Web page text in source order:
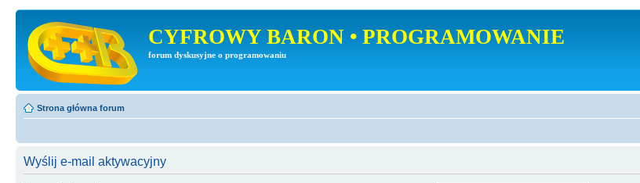
CYFROWY BARON • PROGRAMOWANIE
forum dyskusyjne o programowaniu
Strona główna forum
Wyślij e-mail aktywacyjny